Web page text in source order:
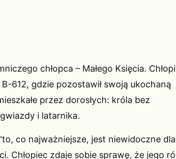
chłopca – Małego Księcia.
612, gdzie pozostawił swoją ukochaną
przez dorosłych: króla bez
i latarnika.
co najważniejsze, jest niewidoczne dla
Chłopiec zdaje sobie sprawę, że jego